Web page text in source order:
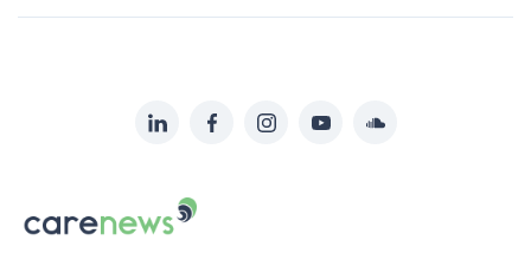
sur:
LinkedInFacebookInstagramYouTubeSoundcloud
Le